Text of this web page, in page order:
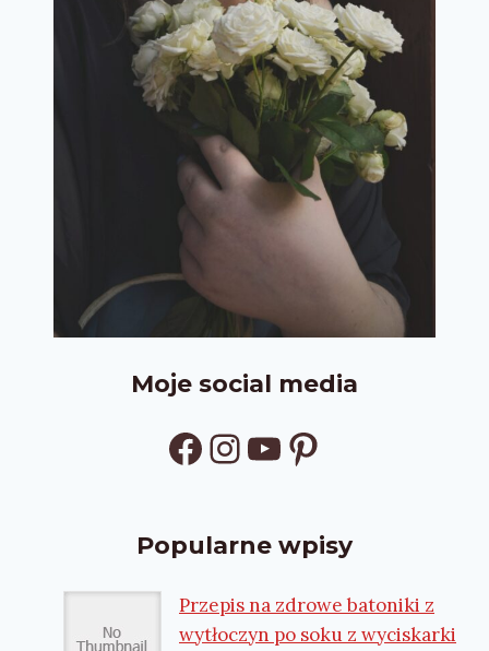
Moje social media
Facebook
Instagram
YouTube
Pinterest
Popularne wpisy
Przepis na zdrowe batoniki z
wytłoczyn po soku z wyciskarki